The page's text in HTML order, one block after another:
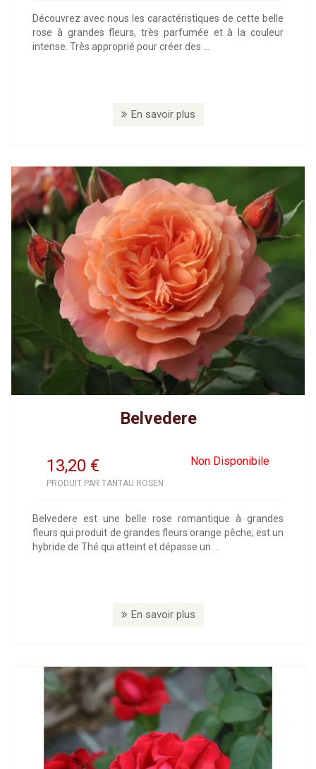
Découvrez avec nous les caractéristiques de cette belle
rose à grandes fleurs, très parfumée et à la couleur
intense. Très approprié pour créer des ...
En savoir plus
Belvedere
13,20 Non Disponibile
€
PRODUIT PAR TANTAU ROSEN
Belvedere est une belle rose romantique à grandes
fleurs qui produit de grandes fleurs orange pêche; est un
hybride de Thé qui atteint et dépasse un ...
En savoir plus